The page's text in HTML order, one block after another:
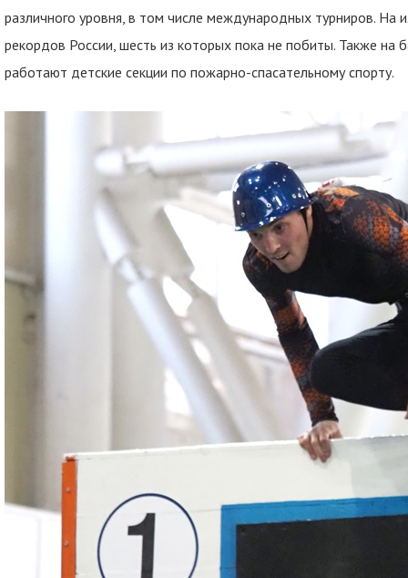
различного уровня, в том числе международных турниров. На
рекордов России, шесть из которых пока не побиты. Также на
работают детские секции по пожарно-спасательному спорту.